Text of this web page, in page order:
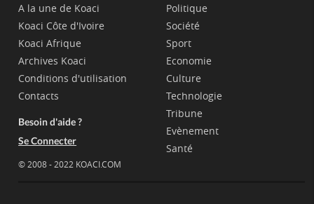
A la une de Koaci
Koaci Côte d'Ivoire
Koaci Afrique
Archives Koaci
Conditions d'utilisation
Contacts
Besoin d'aide ?
Se Connecter
© 2008 - 2022 KOACI.COM
Politique
Société
Sport
Economie
Culture
Technologie
Tribune
Evènement
Santé